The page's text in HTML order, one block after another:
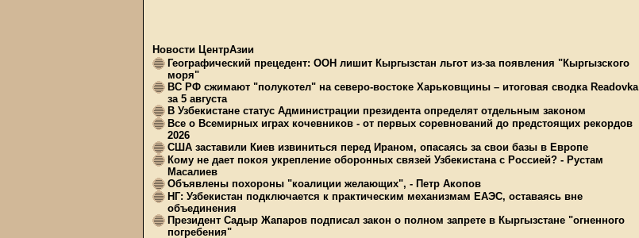
Новости ЦентрАзии
Географический прецедент: ООН лишит Кыргызстан льгот из-за появления "Кыргызского
моря"
ВС РФ сжимают "полукотел" на северо-востоке Харьковщины – итоговая сводка Readovka
за 5 августа
В Узбекистане статус Администрации президента определят отдельным законом
Все о Всемирных играх кочевников - от первых соревнований до предстоящих рекордов
2026
США заставили Киев извиниться перед Ираном, опасаясь за свои базы в Европе
Кому не дает покоя укрепление оборонных связей Узбекистана с Россией? - Рустам
Масалиев
Объявлены похороны "коалиции желающих", - Петр Акопов
НГ: Узбекистан подключается к практическим механизмам ЕАЭС, оставаясь вне
объединения
Президент Садыр Жапаров подписал закон о полном запрете в Кыргызстане "огненного
погребения"